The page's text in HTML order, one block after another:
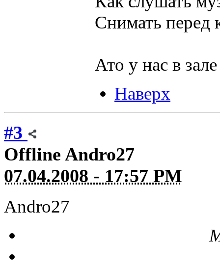
Снимать перед
Ато у нас в
Наверх
#3
Offline Andro27
07.04.2008 - 17:57 PM
Andro27